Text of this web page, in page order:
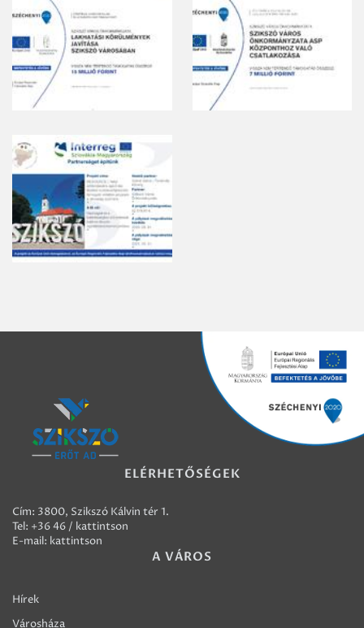
ELÉRHETŐSÉGEK
Cím: 3800, Szikszó Kálvin tér 1.
Tel: +36 46 / kattintson
E-mail: kattintson
A VÁROS
Hírek
Városháza